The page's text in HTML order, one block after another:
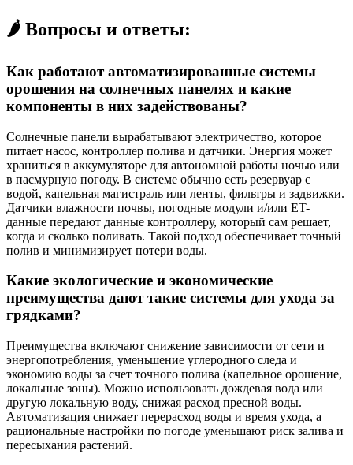
🌶️ Вопросы и ответы:
Как работают автоматизированные системы
орошения на солнечных панелях и какие
компоненты в них задействованы?
Солнечные панели вырабатывают электричество, которое
питает насос, контроллер полива и датчики. Энергия может
храниться в аккумуляторе для автономной работы ночью или
в пасмурную погоду. В системе обычно есть резервуар с
водой, капельная магистраль или ленты, фильтры и задвижки.
Датчики влажности почвы, погодные модули и/или ET-
данные передают данные контроллеру, который сам решает,
когда и сколько поливать. Такой подход обеспечивает точный
полив и минимизирует потери воды.
Какие экологические и экономические
преимущества дают такие системы для ухода за
грядками?
Преимущества включают снижение зависимости от сети и
энергопотребления, уменьшение углеродного следа и
экономию воды за счет точного полива (капельное орошение,
локальные зоны). Можно использовать дождевая вода или
другую локальную воду, снижая расход пресной воды.
Автоматизация снижает перерасход воды и время ухода, а
рациональные настройки по погоде уменьшают риск залива и
пересыхания растений.